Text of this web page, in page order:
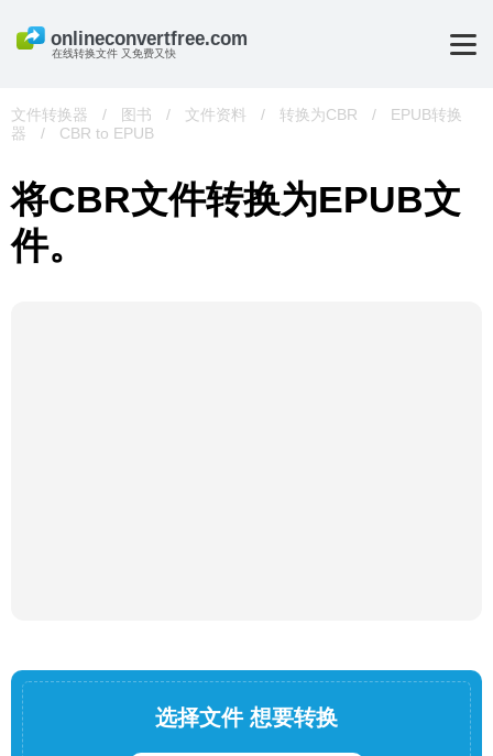
在线转换文件 又免费又快
文件转换器 / 图书 / 文件资料 / 转换为CBR /
EPUB转换
器
/ CBR to EPUB
将CBR文件转换为EPUB文
件。
选择文件 想要转换